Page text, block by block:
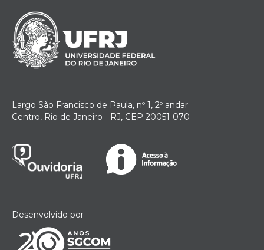
Largo São Francisco de Paula, nº 1, 2º andar
Centro, Rio de Janeiro - RJ, CEP 20051-070
Desenvolvido por